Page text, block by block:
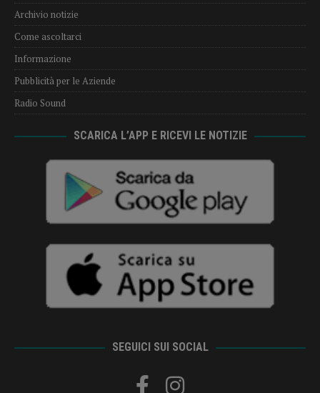
Archivio notizie
Come ascoltarci
Informazione
Pubblicità per le Aziende
Radio Sound
SCARICA L’APP E RICEVI LE NOTIZIE
SEGUICI SUI SOCIAL